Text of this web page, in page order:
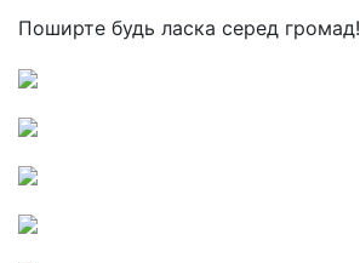
Поширте будь ласка серед громад!